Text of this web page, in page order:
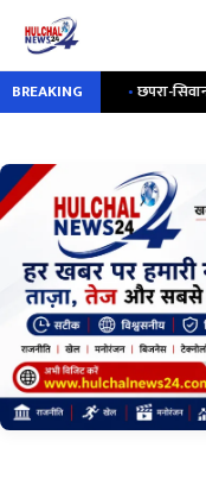
BREAKING
•छपरा-सिवान के 4